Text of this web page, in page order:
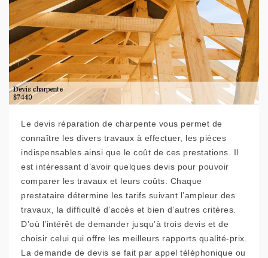
Le devis réparation de charpente vous permet de
connaître les divers travaux à effectuer, les pièces
indispensables ainsi que le coût de ces prestations. Il
est intéressant d’avoir quelques devis pour pouvoir
comparer les travaux et leurs coûts. Chaque
prestataire détermine les tarifs suivant l’ampleur des
travaux, la difficulté d’accès et bien d’autres critères.
D’où l’intérêt de demander jusqu’à trois devis et de
choisir celui qui offre les meilleurs rapports qualité-prix.
La demande de devis se fait par appel téléphonique ou